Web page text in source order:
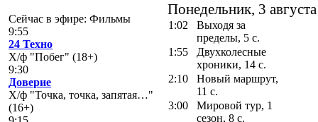
Сейчас в эфире: Фильмы
9:55
24 Техно
Х/ф "Побег" (18+)
9:30
Доверие
Х/ф "Точка, точка, запятая…"
(16+)
Понедельник, 3 августа
1:02
Выходя за
пределы, 5 с.
1:55
Двухколесные
хроники, 14 с.
2:10
Новый маршрут,
11 с.
3:00
Мировой тур, 1
сезон, 8 с.